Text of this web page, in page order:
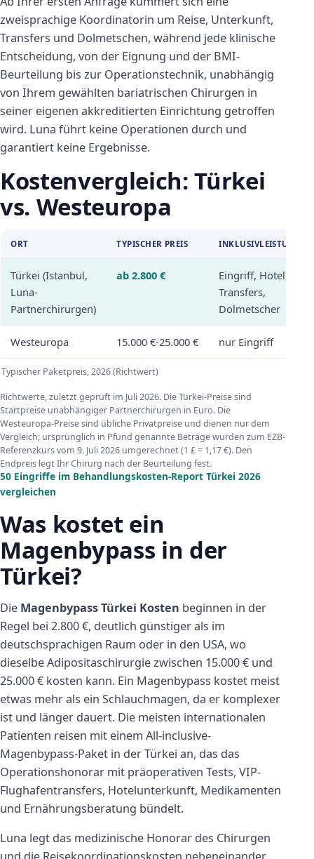
zweisprachige Koordinatorin um Reise, Unterkunft,
Transfers und Dolmetschen, während jede klinische
Entscheidung, von der Eignung und der BMI-
Beurteilung bis zur Operationstechnik, unabhängig
von Ihrem gewählten bariatrischen Chirurgen in
seiner eigenen akkreditierten Einrichtung getroffen
wird. Luna führt keine Operationen durch und
garantiert keine Ergebnisse.
Kostenvergleich: Türkei
vs. Westeuropa
Typischer Paketpreis, 2026 (Richtwert)
ORT TYPISCHER PREIS INKLUSIVLEISTUNGEN
Türkei (Istanbul,
Luna-
Partnerchirurgen)
ab 2.800 €
Eingriff, Hotel,
Transfers,
Dolmetscher
Westeuropa 15.000 €-25.000 € nur Eingriff
Richtwerte, zuletzt geprüft im Juli 2026. Die Türkei-Preise sind
Startpreise unabhängiger Partnerchirurgen in Euro. Die
Westeuropa-Preise sind übliche Privatpreise und dienen nur dem
Vergleich; ursprünglich in Pfund genannte Beträge wurden zum EZB-
Referenzkurs vom 9. Juli 2026 umgerechnet (1 £ = 1,17 €). Den
Endpreis legt Ihr Chirurg nach der Beurteilung fest.
50 Eingriffe im Behandlungskosten-Report Türkei 2026
vergleichen
Was kostet ein
Magenbypass in der
Türkei?
Die Magenbypass Türkei Kosten beginnen in der
Regel bei 2.800 €, deutlich günstiger als im
deutschsprachigen Raum oder in den USA, wo
dieselbe Adipositaschirurgie zwischen 15.000 € und
25.000 € kosten kann. Ein Magenbypass kostet meist
etwas mehr als ein Schlauchmagen, da er komplexer
ist und länger dauert. Die meisten internationalen
Patienten reisen mit einem All-inclusive-
Magenbypass-Paket in der Türkei an, das das
Operationshonorar mit präoperativen Tests, VIP-
Flughafentransfers, Hotelunterkunft, Medikamenten
und Ernährungsberatung bündelt.
Luna legt das medizinische Honorar des Chirurgen